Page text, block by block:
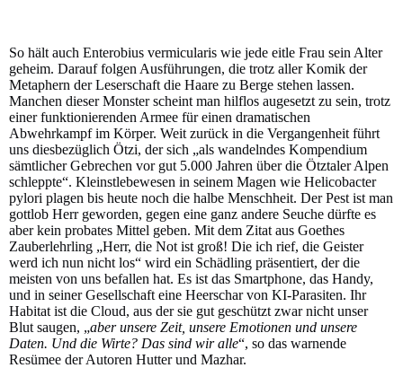
So hält auch Enterobius vermicularis wie jede eitle Frau sein Alter
geheim. Darauf folgen Ausführungen, die trotz aller Komik der
Metaphern der Leserschaft die Haare zu Berge stehen lassen.
Manchen dieser Monster scheint man hilflos augesetzt zu sein, trotz
einer funktionierenden Armee für einen dramatischen
Abwehrkampf im Körper. Weit zurück in die Vergangenheit führt
uns diesbezüglich Ötzi, der sich „als wandelndes Kompendium
sämtlicher Gebrechen vor gut 5.000 Jahren über die Ötztaler Alpen
schleppte“. Kleinstlebewesen in seinem Magen wie Helicobacter
pylori plagen bis heute noch die halbe Menschheit. Der Pest ist man
gottlob Herr geworden, gegen eine ganz andere Seuche dürfte es
aber kein probates Mittel geben. Mit dem Zitat aus Goethes
Zauberlehrling „Herr, die Not ist groß! Die ich rief, die Geister
werd ich nun nicht los“ wird ein Schädling präsentiert, der die
meisten von uns befallen hat. Es ist das Smartphone, das Handy,
und in seiner Gesellschaft eine Heerschar von KI-Parasiten. Ihr
Habitat ist die Cloud, aus der sie gut geschützt zwar nicht unser
Blut saugen, „aber unsere Zeit, unsere Emotionen und unsere
Daten. Und die Wirte? Das sind wir alle“, so das warnende
Resümee der Autoren Hutter und Mazhar.